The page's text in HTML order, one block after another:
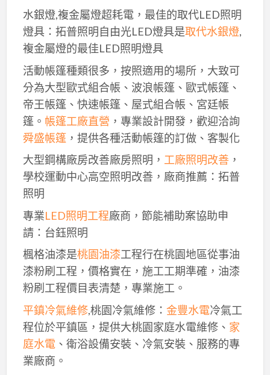
水銀燈,複金屬燈超耗電，最佳的取代LED照明
燈具：拓普照明自由光LED燈具是取代水銀燈,
複金屬燈的最佳LED照明燈具
活動帳篷種類很多，按照適用的場所，大致可
分為大型歐式組合帳、波浪帳篷、歐式帳篷、
帝王帳篷、快速帳篷、屋式組合帳、宮廷帳
篷。 帳篷工廠直營 ，專業設計開發，歡迎洽詢
舜盛帳篷，提供各種活動帳篷的訂做、客製化
大型鋼構廠房改善廠房照明， 工廠照明改善，
學校運動中心高空照明改善，廠商推薦：拓普
照明
專業LED照明工程廠商，節能補助案協助申
請：台鈺照明
楓格油漆是桃園油漆工程行在桃園地區從事油
漆粉刷工程，價格實在，施工工期準確，油漆
粉刷工程價目表清楚，專業施工。
平鎮冷氣維修,桃園冷氣維修： 金豐水電冷氣工
程位於平鎮區，提供大桃園家庭水電維修、 家
庭水電、衛浴設備安裝、冷氣安裝、服務的專
業廠商。